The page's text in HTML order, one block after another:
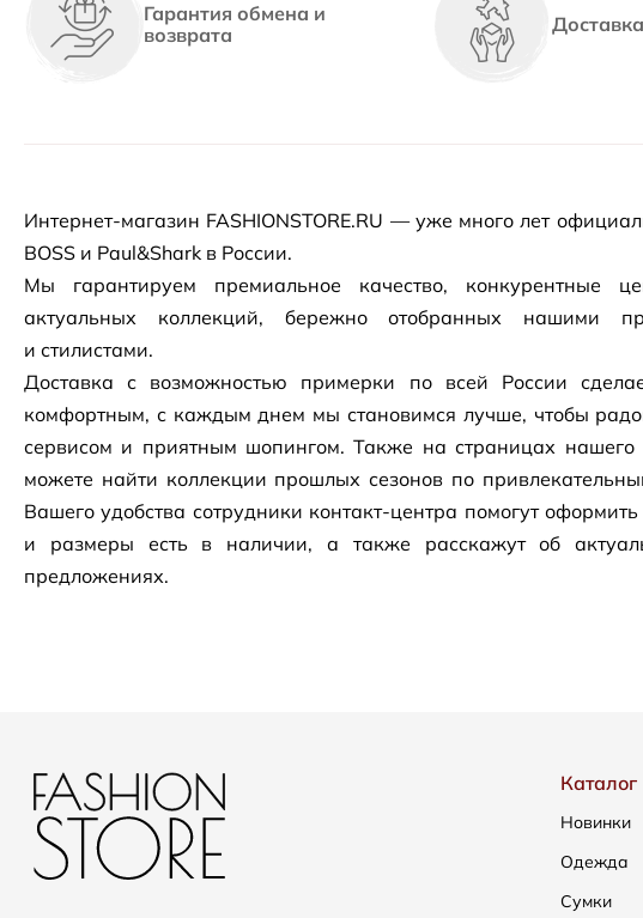
Гарантия обмена и
возврата
Интернет-магазин FASHIONSTORE.RU — уже много лет
BOSS и Paul&Shark в России.
Мы гарантируем премиальное качество, конкурентные
актуальных коллекций, бережно отобранных нашими
и стилистами.
Доставка с возможностью примерки по всей России
комфортным, с каждым днем мы становимся лучше, чтобы
сервисом и приятным шопингом. Также на страницах нашего
можете найти коллекции прошлых сезонов по
Вашего удобства сотрудники контакт-центра помогут
и размеры есть в наличии, а также расскажут об
предложениях.
Каталог
Новинки
Одежда
Сумки